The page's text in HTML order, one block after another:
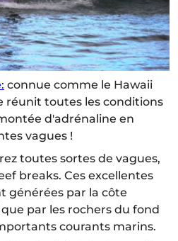
connue comme le Hawaii
réunit toutes les conditions
d'adrénaline en
vagues !
toutes sortes de vagues,
breaks. Ces excellentes
générées par la côte
par les rochers du fond
courants marins.